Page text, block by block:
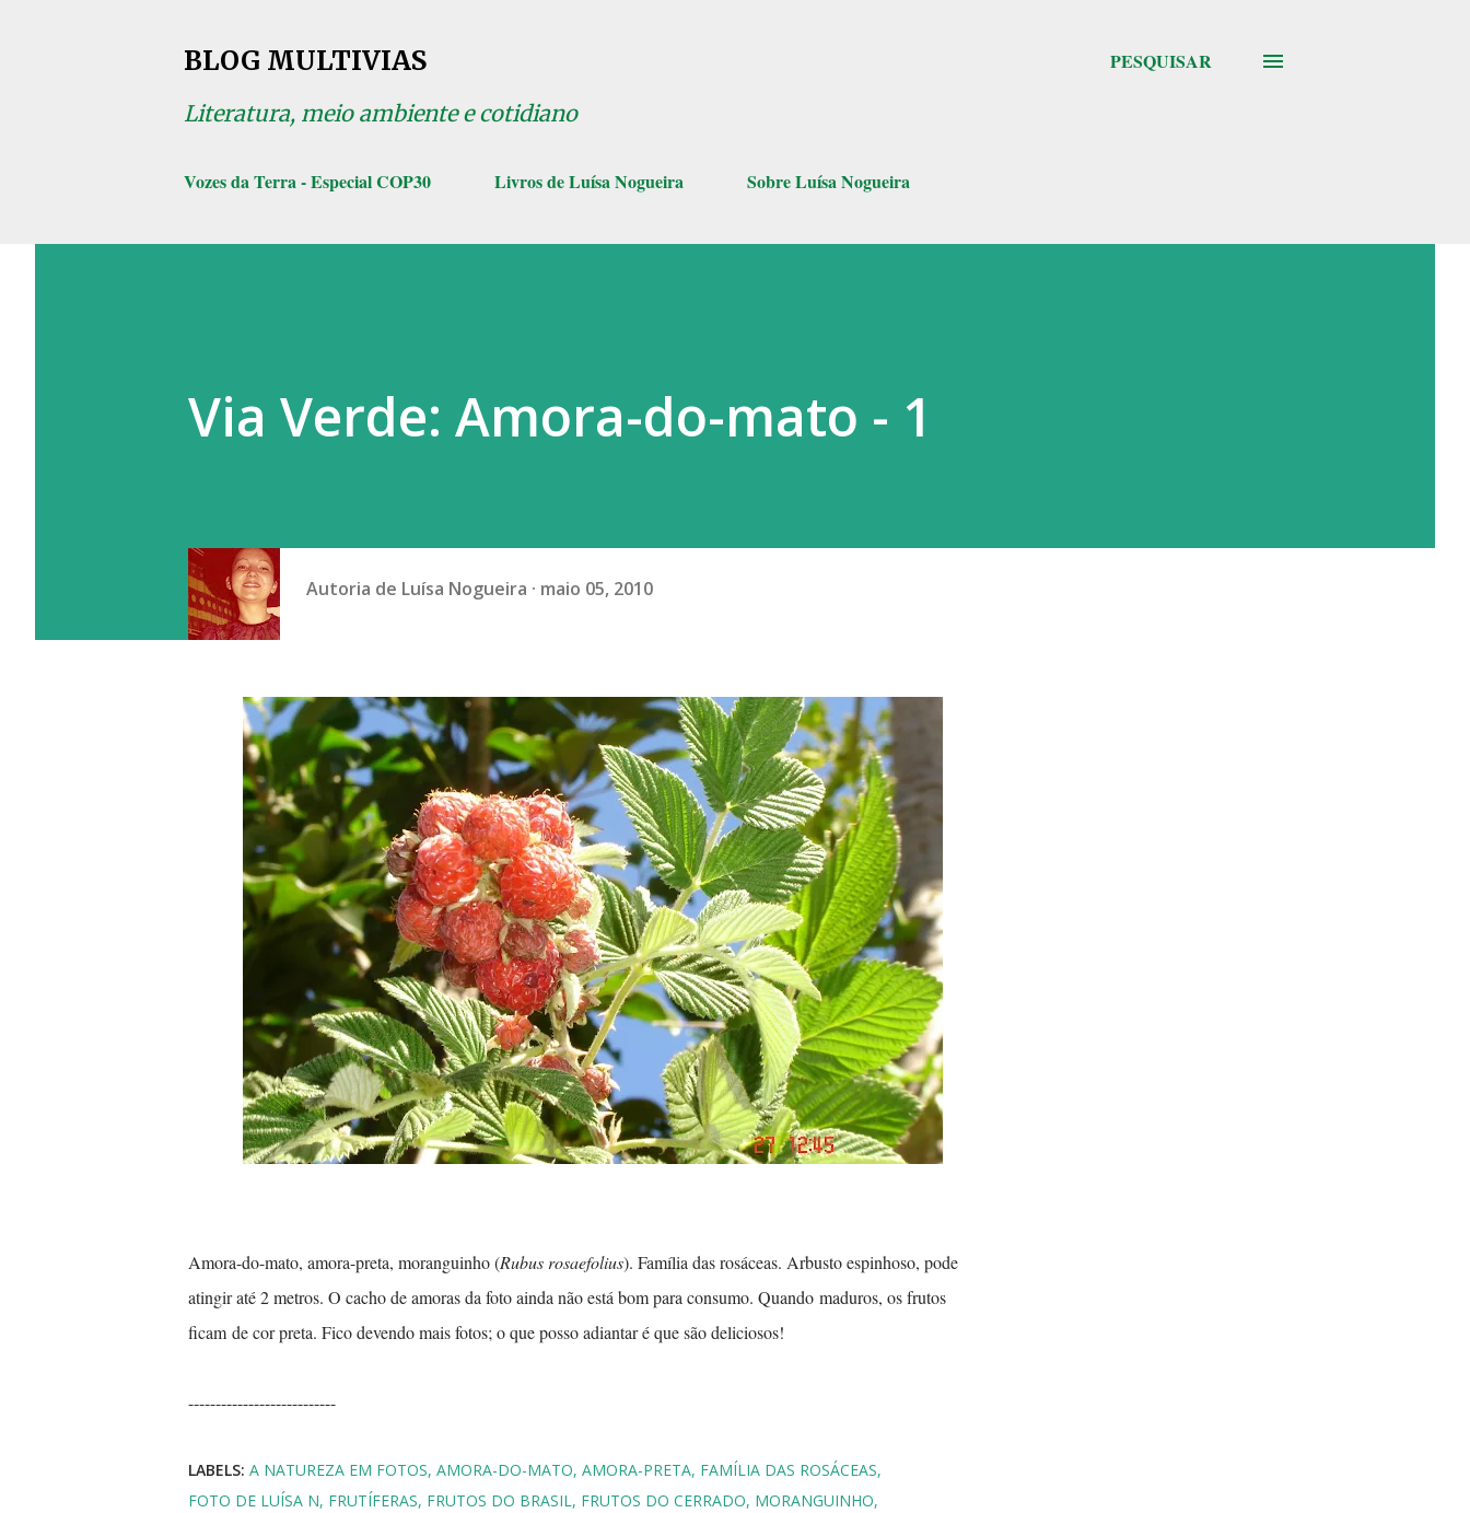
BLOG MULTIVIAS
Literatura, meio ambiente e cotidiano
PESQUISAR
Vozes da Terra - Especial COP30 Livros de Luísa Nogueira Sobre Luísa Nogueira
Via Verde: Amora-do-mato - 1
Autoria de Luísa Nogueira maio 05, 2010
Amora-do-mato, amora-preta, moranguinho (Rubus rosaefolius). Família das rosáceas. Arbusto espinhoso, pode
atingir até 2 metros. O cacho de amoras da foto ainda não está bom para consumo. Quando maduros, os frutos
ficam de cor preta. Fico devendo mais fotos; o que posso adiantar é que são deliciosos!
---------------------------
LABELS: A NATUREZA EM FOTOS AMORA-DO-MATO AMORA-PRETA FAMÍLIA DAS ROSÁCEAS
FOTO DE LUÍSA N FRUTÍFERAS FRUTOS DO BRASIL FRUTOS DO CERRADO MORANGUINHO